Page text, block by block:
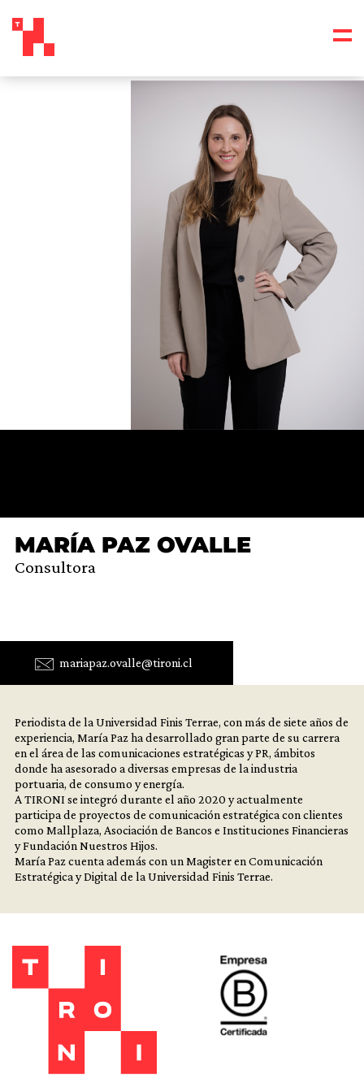
MARÍA PAZ OVALLE
Consultora
mariapaz.ovalle@tironi.cl
Periodista de la Universidad Finis Terrae, con más de siete años de
experiencia, María Paz ha desarrollado gran parte de su carrera
en el área de las comunicaciones estratégicas y PR, ámbitos
donde ha asesorado a diversas empresas de la industria
portuaria, de consumo y energía.
A TIRONI se integró durante el año 2020 y actualmente
participa de proyectos de comunicación estratégica con clientes
como Mallplaza, Asociación de Bancos e Instituciones Financieras
y Fundación Nuestros Hijos.
María Paz cuenta además con un Magister en Comunicación
Estratégica y Digital de la Universidad Finis Terrae.